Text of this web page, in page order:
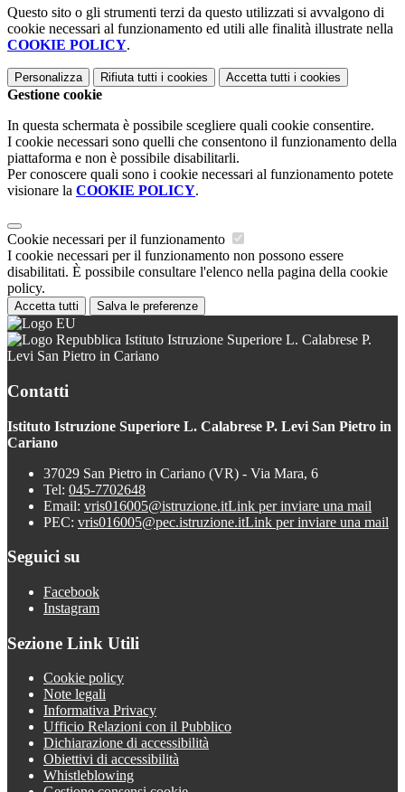
Questo sito o gli strumenti terzi da questo utilizzati si avvalgono di
cookie necessari al funzionamento ed utili alle finalità illustrate nella
COOKIE POLICY.
Personalizza Rifiuta tutti i cookies Accetta tutti i cookies
Gestione cookie
In questa schermata è possibile scegliere quali cookie consentire.
I cookie necessari sono quelli che consentono il funzionamento della
piattaforma e non è possibile disabilitarli.
Per conoscere quali sono i cookie necessari al funzionamento potete
visionare la COOKIE POLICY.
Cookie necessari per il funzionamento
I cookie necessari per il funzionamento non possono essere
disabilitati. È possibile consultare l'elenco nella pagina della cookie
policy.
Accetta tutti Salva le preferenze
Istituto Istruzione Superiore L. Calabrese P.
Levi San Pietro in Cariano
Contatti
Istituto Istruzione Superiore L. Calabrese P. Levi San Pietro in
Cariano
37029 San Pietro in Cariano (VR) - Via Mara, 6
Tel: 045-7702648
Email: vris016005@istruzione.itLink per inviare una mail
PEC: vris016005@pec.istruzione.itLink per inviare una mail
Seguici su
Facebook
Instagram
Sezione Link Utili
Cookie policy
Note legali
Informativa Privacy
Ufficio Relazioni con il Pubblico
Dichiarazione di accessibilità
Obiettivi di accessibilità
Whistleblowing